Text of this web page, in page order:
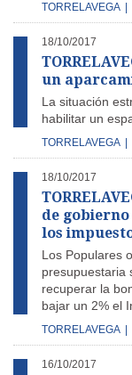
TORRELAVEGA
18/10/2017
un
La situación
habilitar un
TORRELAVEGA
18/10/2017
de
los
Los Populares
presupuestaria
recuperar la
bajar un 2% el
TORRELAVEGA
16/10/2017